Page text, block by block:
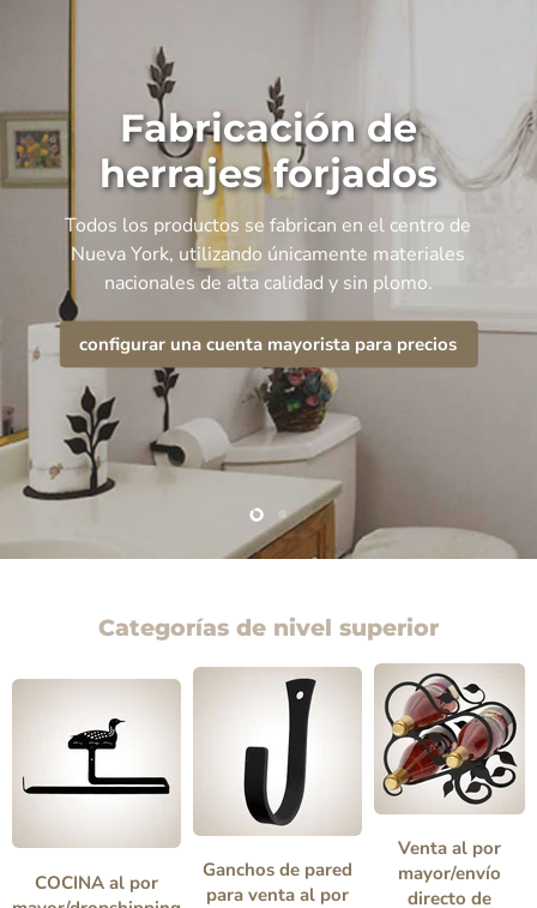
Fabricación de
herrajes forjados
Todos los productos se fabrican en el centro de
Nueva York, utilizando únicamente materiales
nacionales de alta calidad y sin plomo.
configurar una cuenta mayorista para precios
Slide
1
Slide
2
Categorías de nivel superior
COCINA al por
Ganchos de pared
para venta al por
Venta al por
mayor/envío
directo de